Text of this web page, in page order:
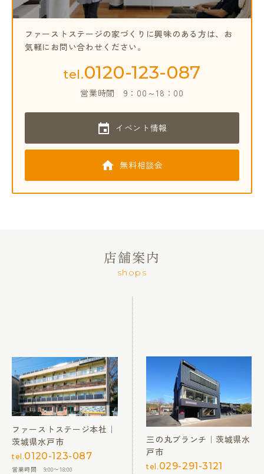
ファーストステージの家づくりに興味のある方は、 お
気軽にお問い合わせください。
tel.0120-123-087
営業時間 9：00～18：00
イベント情報
無料相談会
店舗案内
shops
ファーストステージ本社｜
茨城県水戸市
tel.0120-123-087
営業時間 9:00〜18:00
三の丸ブランチ｜茨城県水
戸市
tel. 029-291-3121